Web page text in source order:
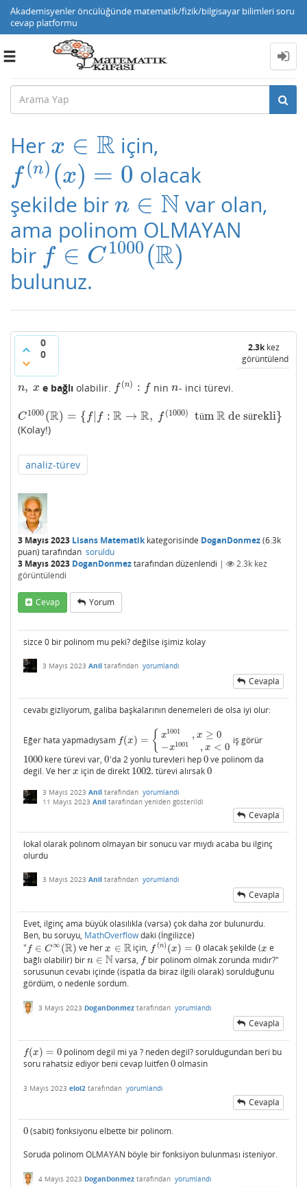
Akademisyenler öncülüğünde matematik/fizik/bilgisayar bilimleri soru
cevap platformu
Toggle
Her x ∈ R
x∈R için,
f (n) (x) = 0
f(n)(x)=0
olacak
şekilde bir n ∈ N
n∈N
var olan,
ama polinom OLMAYAN
bir f ∈ C1000 (R)
f∈C 1000(R)
bulunuz.
0
0
2.3kkez
görüntülendi
n, x
n, x e bağlı olabilir. f (n) : f
f(n):f ninn
n- inci türevi.
C 1000 (R) = { f| f : R → R, f (1000) tümR de sürekli}
C1000(R)= f|f :R → R f (1000) tümRde sürekli}
(Kolay!)
analiz-türev
3 Mayıs 2023 Lisans Matematikkategorisinde DoganDonmez(6.3k
puan) tarafından soruldu
3 Mayıs 2023 DoganDonmeztarafındandüzenlendi | 2.3k kez
görüntülendi
Cevap Yorum
sizce 0 bir polinom mu peki? değilse işimiz kolay
3 Mayıs 2023 Anil tarafından yorumlandı
Cevapla
cevabı gizliyorum, galiba başkalarının denemeleri de olsa iyi olur:
Eğer hata yapmadıysam f(x) = { x1001 , x ≥ 0
−x1001 , x < 0
f(x)={ x1001,x 0−x1001 ,x< 0
iş görür
1000
1000 kere türevi var,0
0'da 2 yonlu turevleri hep0
0ve polinom da
degil. Ve her x
x için de direkt 1002.
1002. türevi alırsak0
0
3 Mayıs 2023 Anil tarafından yorumlandı
11 Mayıs 2023 Anil tarafından yeniden gösterildi
Cevapla
lokal olarak polınom olmayan bir sonucu var mıydı acaba bu ilginç
olurdu
3 Mayıs 2023 Anil tarafından yorumlandı
Cevapla
Evet, ilginç ama büyük olasılıkla (varsa) çok daha zor bulunurdu.
Ben, bu soruyu, MathOverflowdaki (İngilizce)
" f ∈ C∞ (R)
f∈C ∞(R) ve herx ∈ R
x∈R için, f (n) (x) = 0
f(n)(x)=0 olacak şekilde (x
x e
bağlı olabilir) bir n ∈ N
n∈N varsa, f
f bir polinom olmak zorunda mıdır?"
sorusunun cevabı içinde (ispatla da biraz ilgili olarak) sorulduğunu
gördüm, o nedenle sordum.
3 Mayıs 2023 DoganDonmez tarafından yorumlandı
Cevapla
f(x) = 0
f(x)=0
polinom degil mi ya ? neden degil? soruldugundan beri bu
soru rahatsiz ediyor beni cevap luitfen0
0olmasin
3 Mayıs 2023 eloi2 tarafından yorumlandı
Cevapla
0
0(sabit) fonksiyonu elbette bir polinom.
Soruda polinom OLMAYAN böyle bir fonksiyon bulunması isteniyor.
4 Mayıs 2023 DoganDonmez tarafından yorumlandı